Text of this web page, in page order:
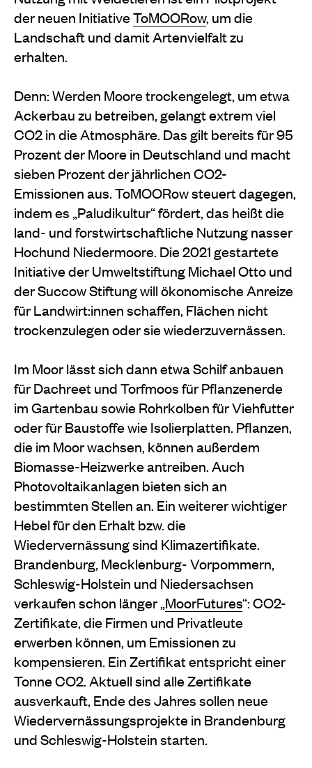
der neuen InitiativeToMOORow, um die
Landschaft und damit Artenvielfalt zu
erhalten.
Denn: Werden Moore trockengelegt, um etwa
Ackerbau zu betreiben, gelangt extrem viel
CO2 in die Atmosphäre. Das gilt bereits für 95
Prozent der Moore in Deutschland und macht
sieben Prozent der jährlichen CO2-
Emissionen aus. ToMOORow steuert dagegen,
indem es „Paludikultur“ fördert, das heißt die
land- und forstwirtschaftliche Nutzung nasser
Hochund Niedermoore. Die 2021 gestartete
Initiative der Umweltstiftung Michael Otto und
der Succow Stiftung will ökonomische Anreize
für Landwirt:innen schaffen, Flächen nicht
trockenzulegen oder sie wiederzuvernässen.
Im Moor lässt sich dann etwa Schilf anbauen
für Dachreet und Torfmoos für Pflanzenerde
im Gartenbau sowie Rohrkolben für Viehfutter
oder für Baustoffe wie Isolierplatten. Pflanzen,
die im Moor wachsen, können außerdem
Biomasse-Heizwerke antreiben. Auch
Photovoltaikanlagen bieten sich an
bestimmten Stellen an. Ein weiterer wichtiger
Hebel für den Erhalt bzw. die
Wiedervernässung sind Klimazertifikate.
Brandenburg, Mecklenburg- Vorpommern,
Schleswig-Holstein und Niedersachsen
verkaufen schon länger „MoorFutures“: CO2-
Zertifikate, die Firmen und Privatleute
erwerben können, um Emissionen zu
kompensieren. Ein Zertifikat entspricht einer
Tonne CO2. Aktuell sind alle Zertifikate
ausverkauft, Ende des Jahres sollen neue
Wiedervernässungsprojekte in Brandenburg
und Schleswig-Holstein starten.